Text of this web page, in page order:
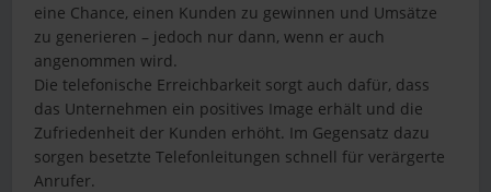
eine Chance, einen Kunden zu gewinnen und Umsätze
zu generieren – jedoch nur dann, wenn er auch
angenommen wird.
Die telefonische Erreichbarkeit sorgt auch dafür, dass
das Unternehmen ein positives Image erhält und die
Zufriedenheit der Kunden erhöht. Im Gegensatz dazu
sorgen besetzte Telefonleitungen schnell für verärgerte
Anrufer.